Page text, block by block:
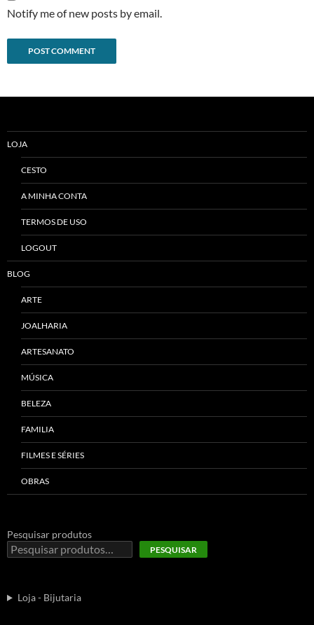
Notify me of new posts by email.
LOJA
CESTO
A MINHA CONTA
TERMOS DE USO
LOGOUT
BLOG
ARTE
JOALHARIA
ARTESANATO
MÚSICA
BELEZA
FAMILIA
FILMES E SÉRIES
OBRAS
Pesquisar produtos
PESQUISAR
Loja - Bijutaria